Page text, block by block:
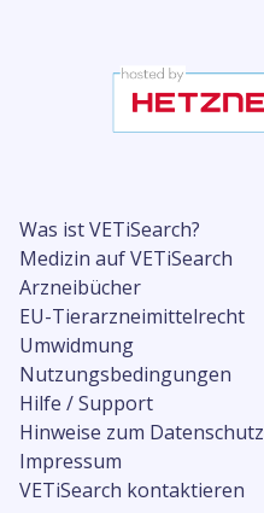
Was ist VETiSearch?
Medizin auf VETiSearch
Arzneibücher
EU-Tierarzneimittelrecht
Umwidmung
Nutzungsbedingungen
Hilfe / Support
Hinweise zum Datenschutz
Impressum
VETiSearch kontaktieren